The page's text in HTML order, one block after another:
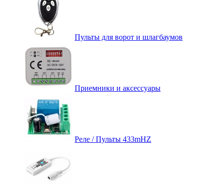
Пульты для ворот и шлагбаумов
Приемники и аксессуары
Реле / Пульты 433mHZ